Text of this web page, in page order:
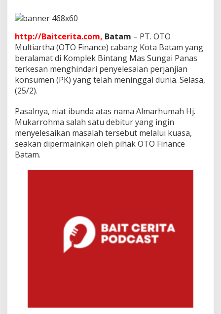
s
a
i
n
P
u
a
h
M
i
http://Baitcerita.com, Batam – PT. OTO
Multiartha (OTO Finance) cabang Kota Batam yang
beralamat di Komplek Bintang Mas Sungai Panas
terkesan menghindari penyelesaian perjanjian
konsumen (PK) yang telah meninggal dunia. Selasa,
(25/2).
Pasalnya, niat ibunda atas nama Almarhumah Hj.
Mukarrohma salah satu debitur yang ingin
menyelesaikan masalah tersebut melalui kuasa,
seakan dipermainkan oleh pihak OTO Finance
Batam.